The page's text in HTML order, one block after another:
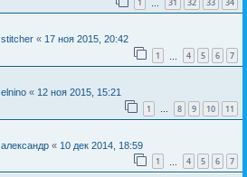
1 31 32 33 34
stitcher « 17 ноя 2015, 20:42
1 4 5 6 7
elnino « 12 ноя 2015, 15:21
1 … 8 9 10 11
александр « 10 дек 2014, 18:59
1 4 5 6 7